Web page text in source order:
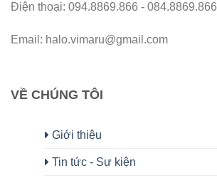
Điện thoại: 094.8869.866 - 084.8869.866
Email: halo.vimaru@gmail.com
VỀ CHÚNG TÔI
Giới thiệu
Tin tức - Sự kiện